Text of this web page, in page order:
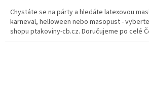
Chystáte se na párty a hledáte latexovou
karneval, helloween nebo masopust -
shopu ptakoviny-cb.cz. Doručujeme po celé